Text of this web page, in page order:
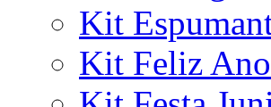
Kit
Kit Feliz